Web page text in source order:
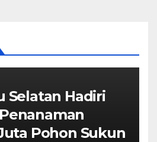
Selatan Hadiri
Pohon Sukun